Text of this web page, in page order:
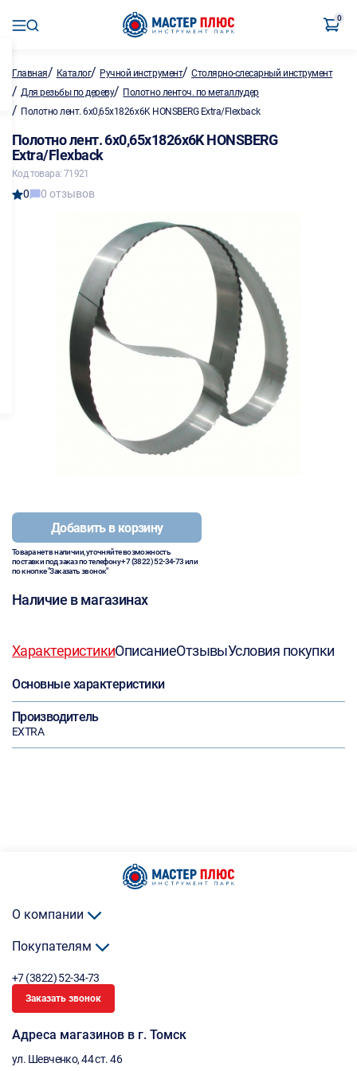
0
Главная/ Каталог/ Ручной инструмент/Столярно-слесарный инструмент
/ Для резьбы по дереву/ Полотно ленточ. по металлу,дер
/ Полотно лент. 6х0,65х1826х6K HONSBERG Extra/Flexback
Полотно лент. 6х0,65х1826х6K HONSBERG
Extra/Flexback
Код товара: 71921
0 0 отзывов
Добавить в корзину
Товара нет в наличии, уточняйте возможность
поставки под заказ по телефону+7 (3822) 52-34-73или
по кнопке "Заказать звонок"
Наличие в магазинах
ХарактеристикиОписаниеОтзывыУсловия покупки
Основные характеристики
Производитель
EXTRA
О компании
Покупателям
+7 (3822) 52-34-73
Заказать звонок
Адреса магазинов в г. Томск
ул. Шевченко, 44 ст. 46